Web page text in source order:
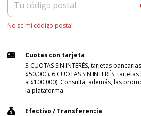
No sé mi código postal
Cuotas con tarjeta
3 CUOTAS SIN INTERÉS, tarjetas
$50.000). 6 CUOTAS SIN INTERÉS,
a $100.000). Consultá, además, las
la plataforma
Efectivo / Transferencia